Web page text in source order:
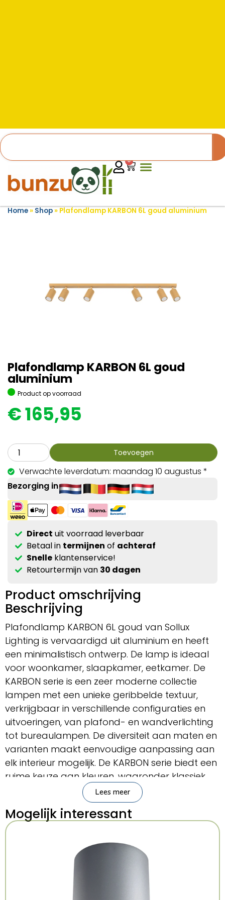
0
Home» Shop» Plafondlamp KARBON 6L goud aluminium
Plafondlamp KARBON 6L goud
aluminium
Product op voorraad
€165,95
Toevoegen
Verwachte leverdatum: maandag 10 augustus *
Bezorging in
Direct uit voorraad leverbaar
Betaal in termijnen of achteraf
Snelleklantenservice!
Retourtermijn van 30 dagen
Product omschrijving
Beschrijving
Plafondlamp KARBON 6L goud van Sollux
Lighting is vervaardigd uit aluminium en heeft
een minimalistisch ontwerp. De lamp is ideaal
voor woonkamer, slaapkamer, eetkamer. De
KARBON serie is een zeer moderne collectie
lampen met een unieke geribbelde textuur,
verkrijgbaar in verschillende configuraties en
uitvoeringen, van plafond- en wandverlichting
tot bureaulampen. De diversiteit aan maten en
varianten maakt eenvoudige aanpassing aan
elk interieur mogelijk. De KARBON serie biedt een
ruime keuze aan kleuren, waaronder klassiek
wit en elegant zwart, waardoor ze gemakkelijk
in elke ruimte past. Daarnaast is ze verkrijgbaar
in kleuren als goud, beige, olijfgroen en
okerrood, waardoor ze ideaal is voor moderne
interieurs en daarbuiten.
Belangrijkste kenmerken
Sollux Lighting
Lees meer
Mogelijk interessant